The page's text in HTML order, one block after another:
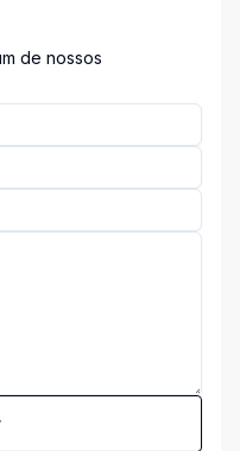
de nossos